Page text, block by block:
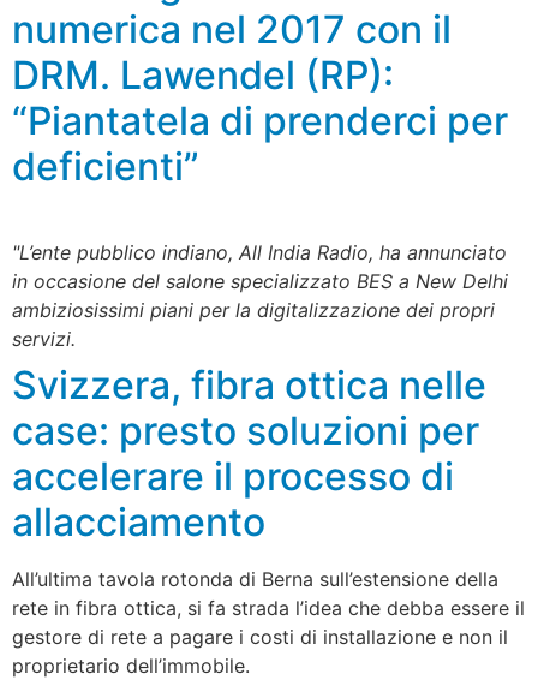
numerica nel 2017 con il
DRM. Lawendel (RP):
“Piantatela di prenderci per
deficienti”
"L’ente pubblico indiano, All India Radio, ha annunciato
in occasione del salone specializzato BES a New Delhi
ambiziosissimi piani per la digitalizzazione dei propri
servizi.
Svizzera, fibra ottica nelle
case: presto soluzioni per
accelerare il processo di
allacciamento
All’ultima tavola rotonda di Berna sull’estensione della
rete in fibra ottica, si fa strada l’idea che debba essere il
gestore di rete a pagare i costi di installazione e non il
proprietario dell’immobile.